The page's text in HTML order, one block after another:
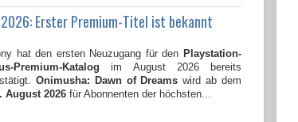
Erster Premium-Titel ist bekannt
hat den ersten Neuzugang für den Playstation-
Premium-Katalog im August 2026 bereits
Onimusha: Dawn of Dreams wird ab dem
August 2026 für Abonnenten der höchsten...